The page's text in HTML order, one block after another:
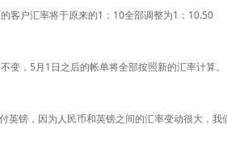
客户汇率将于原来的1：10全部调整为1：10.50
变，5月1日之后的帐单将全部按照新的汇率计算。
英镑，因为人民币和英镑之间的汇率变动很大，